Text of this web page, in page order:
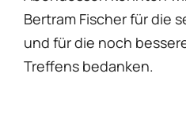
Bertram Fischer für die
und für die noch
Treffens bedanken.